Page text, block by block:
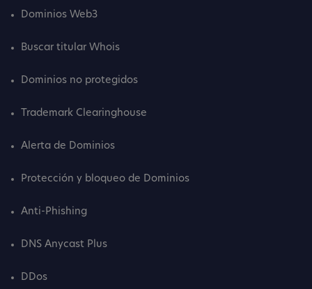
Dominios Web3
Buscar titular Whois
Dominios no protegidos
Trademark Clearinghouse
Alerta de Dominios
Protección y bloqueo de Dominios
Anti-Phishing
DNS Anycast Plus
DDos